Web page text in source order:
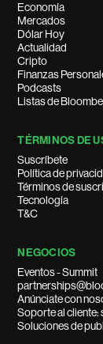
Economía
Mercados
Dólar Hoy
Actualidad
Cripto
Finanzas
Podcasts
Listas de
TÉRMINOS DE
Suscríbete
Política de
Términos de
Tecnología
T&C
NEGOCIOS
Eventos - Summit
Anúnciate con
Soporte al
Soluciones de